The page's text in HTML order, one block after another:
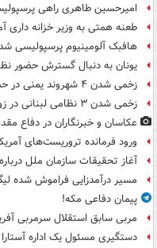
امیرحسین طاهری راهی
طعنه همتی به وزیر خزانه داری
هافبک آلومینیوم پرسپولیسی
یونان به دنبال گسترش حضور
زخمی شدن ۴ شهروند یمنی در حمله مزدوران سعودی
زخمی شدن ۳ نظامی لبنانی در زوطر غربی
عکاسان و خبرنگاران در دفاع
ورود فرمانده تروریست‌های
آغاز تحقیقات سازمان ملل
مسیر درآمدزایی فراموش شده
پیمان دفاعی مکه!
مربی سابق استقلال سرمربی
دستگیری مسئول یک اداره